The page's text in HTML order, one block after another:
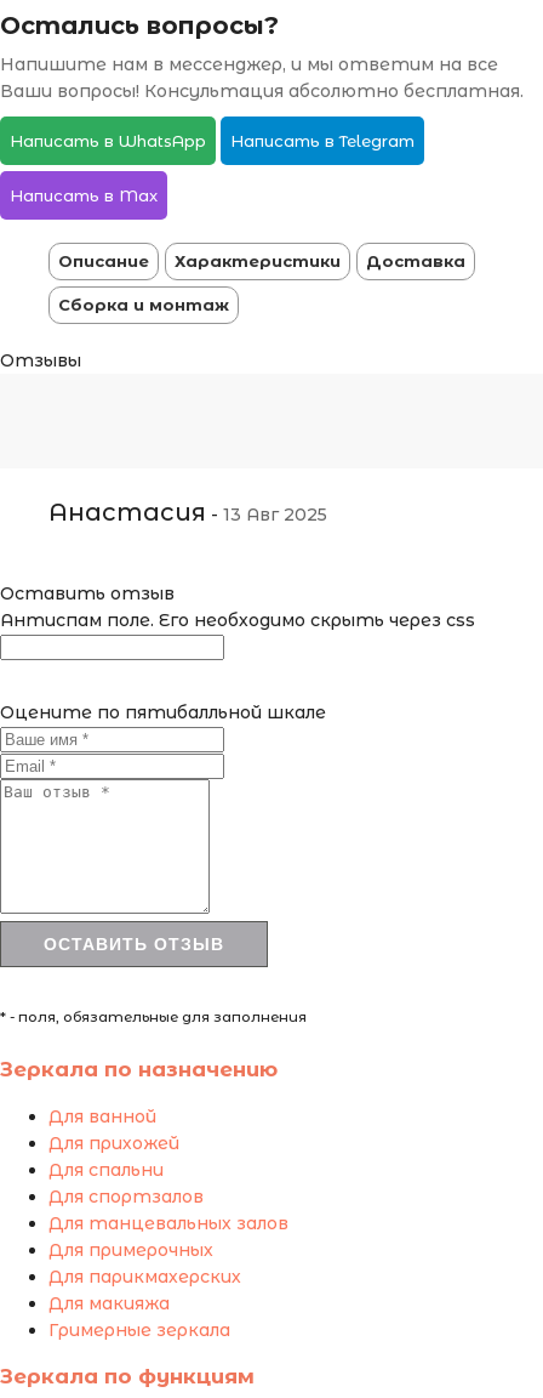
Остались вопросы?
Напишите нам в мессенджер, и мы ответим на все
Ваши вопросы! Консультация абсолютно бесплатная.
Написать в WhatsApp Написать в Telegram
Написать в Max
Описание Характеристики Доставка
Сборка и монтаж
Отзывы
Анастасия - 13 Авг 2025
Оставить отзыв
Антиспам поле. Его необходимо скрыть через css
Оцените по пятибалльной шкале
* - поля, обязательные для заполнения
Зеркала по назначению
Для ванной
Для прихожей
Для спальни
Для спортзалов
Для танцевальных залов
Для примерочных
Для парикмахерских
Для макияжа
Гримерные зеркала
Зеркала по функциям